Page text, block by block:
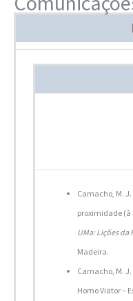
Camacho, M.
proximidade
UMa: Lições da
Madeira.
Camacho, M.
Homo Viator –